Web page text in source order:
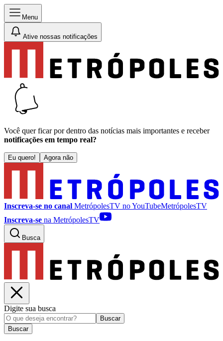
Menu
Ative nossas notificações
Você quer ficar por dentro das notícias mais importantes e receber
notificações em tempo real?
Eu quero! Agora não
Inscreva-se no canal MetrópolesTV noYouTubeMetrópolesTV
Inscreva-se na MetrópolesTV
Busca
Digite sua busca
Buscar
Buscar